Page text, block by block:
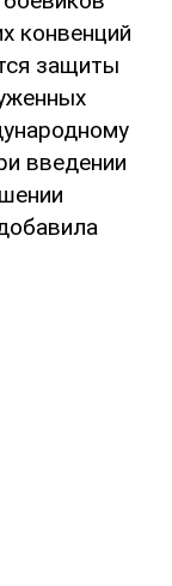
конвенций
защиты
введении